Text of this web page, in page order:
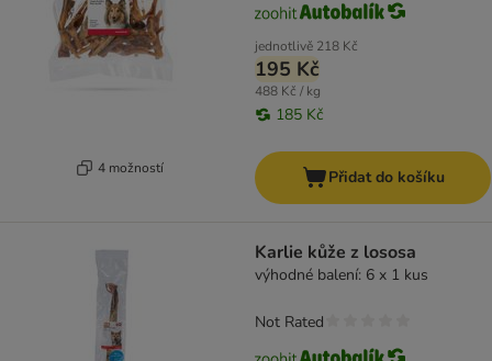
4 možností
jednotlivě 218 Kč
195 Kč
488 Kč / kg
185 Kč
Přidat do košíku
Karlie kůže z lososa
výhodné balení: 6 x 1 kus
Not Rated